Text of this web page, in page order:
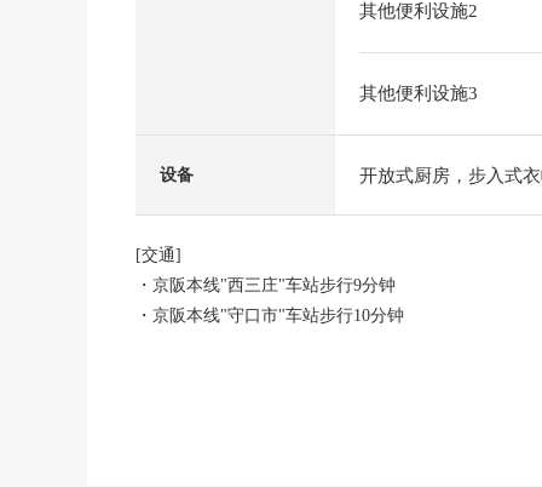
其他便利设施2
其他便利设施3
设备 开放式厨房，步入式
[交通]
・京阪本线"西三庄"车站步行9分钟
・京阪本线"守口市"车站步行10分钟